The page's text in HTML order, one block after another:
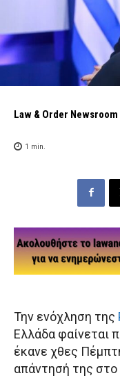
Law & Order Newsroom
1 min.
Την ενόχληση της
Ελλάδα φαίνεται
έκανε χθες
απάντησή της στο